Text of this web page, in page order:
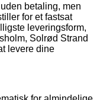
betaling, men
for et fastsat
leveringsform,
Solrød Strand
levere dine